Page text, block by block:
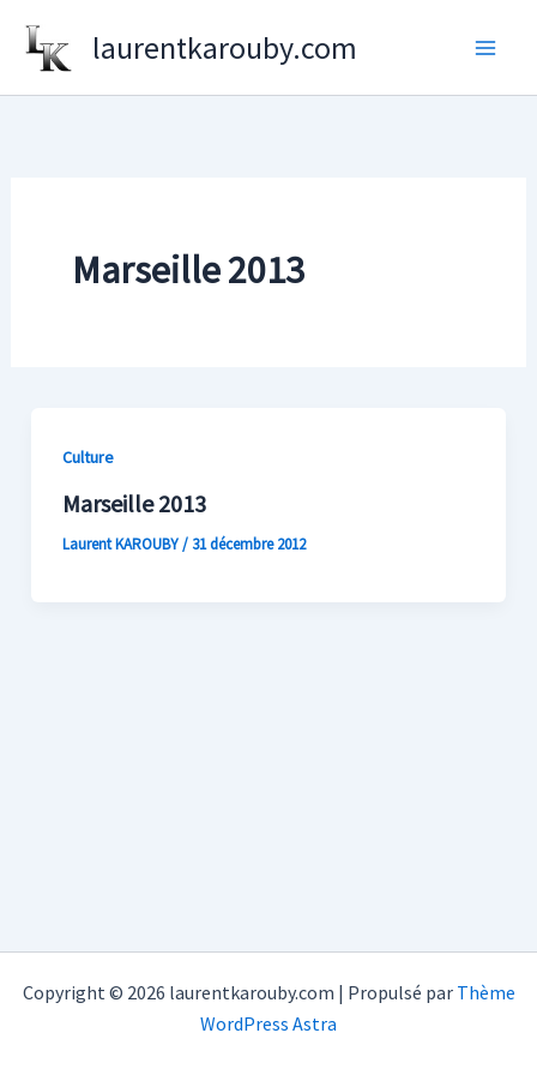
laurentkarouby.com
Marseille 2013
Culture
Marseille 2013
Laurent KAROUBY/ 31 décembre 2012
Copyright © 2026 laurentkarouby.com | Propulsé par Thème
WordPress Astra